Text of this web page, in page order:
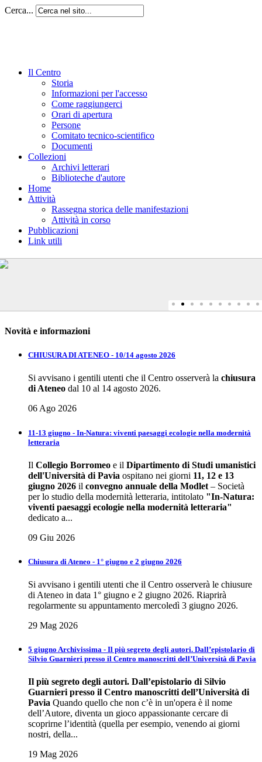
Cerca...
Il Centro
Storia
Informazioni per l'accesso
Come raggiungerci
Orari di apertura
Persone
Comitato tecnico-scientifico
Documenti
Collezioni
Archivi letterari
Biblioteche d'autore
Home
Attività
Rassegna storica delle manifestazioni
Attività in corso
Pubblicazioni
Link utili
Novità e informazioni
CHIUSURA DI ATENEO - 10/14 agosto 2026
Si avvisano i gentili utenti che il Centro osserverà la chiusura
di Ateneo dal 10 al 14 agosto 2026.
06 Ago 2026
11-13 giugno - In-Natura: viventi paesaggi ecologie nella modernità
letteraria
Il Collegio Borromeo e il Dipartimento di Studi umanistici
dell'Università di Pavia ospitano nei giorni 11, 12 e 13
giugno 2026 il convegno annuale della Modlet – Società
per lo studio della modernità letteraria, intitolato "In-Natura:
viventi paesaggi ecologie nella modernità letteraria"
dedicato a...
09 Giu 2026
Chiusura di Ateneo - 1° giugno e 2 giugno 2026
Si avvisano i gentili utenti che il Centro osserverà le chiusure
di Ateneo in data 1° giugno e 2 giugno 2026. Riaprirà
regolarmente su appuntamento mercoledì 3 giugno 2026.
29 Mag 2026
5 giugno Archivissima - Il più segreto degli autori. Dall’epistolario di
Silvio Guarnieri presso il Centro manoscritti dell’Università di Pavia
Il più segreto degli autori. Dall’epistolario di Silvio
Guarnieri presso il Centro manoscritti dell’Università di
Pavia Quando quello che non c’è in un'opera è il nome
dell’Autore, diventa un gioco appassionante cercare di
scoprirne l’identità (quella per esempio, venendo ai giorni
nostri, della...
19 Mag 2026